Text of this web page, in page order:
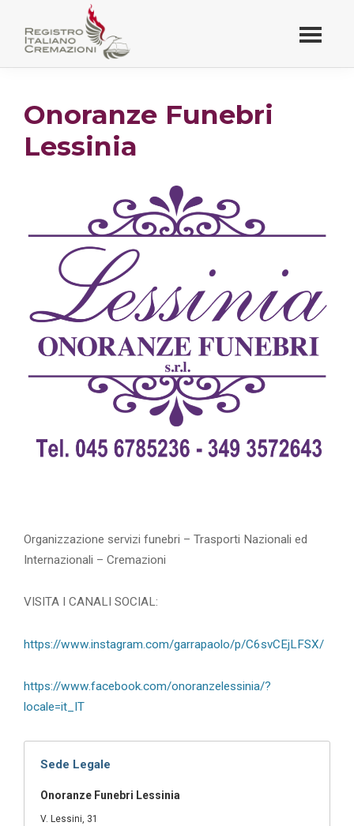
contenuto
principaleRegistro Italiano
Onoranze Funebri
Lessinia
Organizzazione servizi funebri – Trasporti Nazionali ed
Internazionali – Cremazioni
VISITA I CANALI SOCIAL:
https://www.instagram.com/garrapaolo/p/C6svCEjLFSX/
https://www.facebook.com/onoranzelessinia/?
locale=it_IT
Sede Legale
Onoranze Funebri Lessinia
V. Lessini, 31